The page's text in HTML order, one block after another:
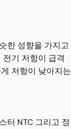
한 성향을 가지고
기 저항이 급격
저항이 낮아지는
터 NTC 그리고 정